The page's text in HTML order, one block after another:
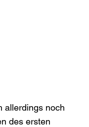
allerdings noch
des ersten